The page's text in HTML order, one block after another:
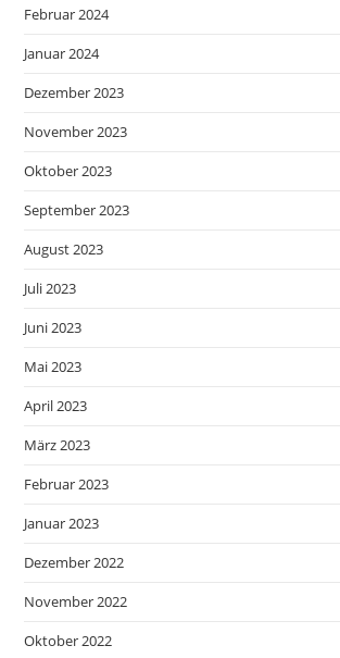
Februar 2024
Januar 2024
Dezember 2023
November 2023
Oktober 2023
September 2023
August 2023
Juli 2023
Juni 2023
Mai 2023
April 2023
März 2023
Februar 2023
Januar 2023
Dezember 2022
November 2022
Oktober 2022